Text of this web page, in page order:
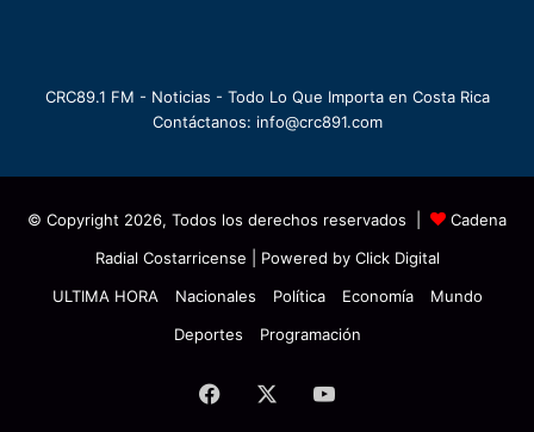
CRC89.1 FM - Noticias - Todo Lo Que Importa en Costa Rica
Contáctanos: info@crc891.com
© Copyright 2026, Todos los derechos reservados |
Cadena
Radial Costarricense | Powered by Click Digital
ULTIMA HORA
Nacionales Política Economía
Mundo
Deportes
Programación
Facebook YouTube